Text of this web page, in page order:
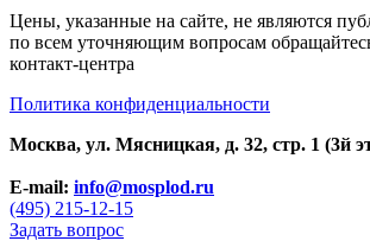
Цены, указанные на сайте, не являются
по всем уточняющим вопросам
контакт-центра
Политика конфиденциальности
Москва, ул. Мясницкая, д. 32, стр. 1 (3й
E-mail: info@mosplod.ru
(495) 215-12-15
Задать вопрос